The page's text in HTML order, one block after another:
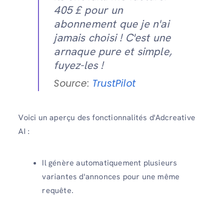
405 £ pour un
abonnement que je n'ai
jamais choisi ! C'est une
arnaque pure et simple,
fuyez-les !
Source: TrustPilot
Voici un aperçu des fonctionnalités d'Adcreative
AI :
Il génère automatiquement plusieurs
variantes d'annonces pour une même
requête.